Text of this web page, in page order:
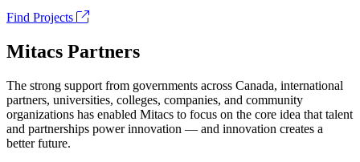
Find Projects
Mitacs Partners
The strong support from governments across Canada, international
partners, universities, colleges, companies, and community
organizations has enabled Mitacs to focus on the core idea that talent
and partnerships power innovation — and innovation creates a
better future.